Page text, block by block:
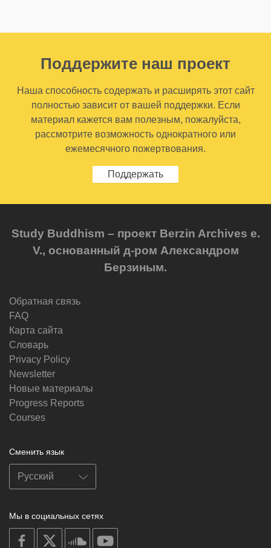
Поддержите наш проект
Наша способность содержать и расширять этот сайт
полностью зависит от вашей поддержки. Если
материал кажется вам полезным, пожалуйста,
рассмотрите возможность однократного или
ежемесячного пожертвования.
Поддержать
Study Buddhism – проект Berzin Archives e.
V., основанный д-ром Александром
Берзиным.
Обратная связь
FAQ
Карта сайта
Словарь
Privacy Policy
Newsletter
Новые материалы
Progress Reports
Courses
Сменить язык
Мы в социальных сетях
on
facebook
soundcloud